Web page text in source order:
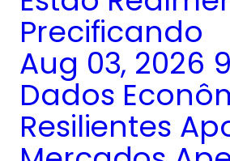
Precificando
Aug 03, 2026
Dados
Resilientes